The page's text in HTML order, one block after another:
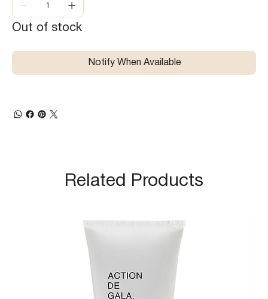
Out of stock
Notify When Available
Related Products